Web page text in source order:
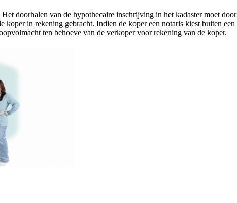
doorhalen van de hypothecaire inschrijving in het kadaster moet
in rekening gebracht. Indien de koper een notaris kiest buiten
ten behoeve van de verkoper voor rekening van de koper.